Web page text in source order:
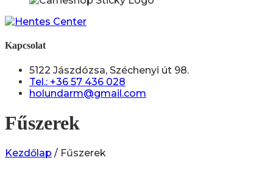
Kapcsolat
5122 Jászdózsa, Széchenyi út 98.
Tel.: +36 57 436 028
holundarm@gmail.com
Fűszerek
Kezdőlap / Fűszerek